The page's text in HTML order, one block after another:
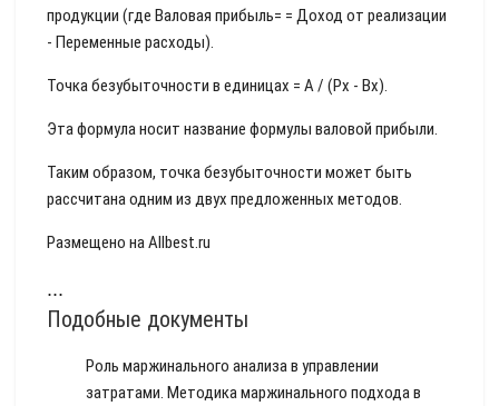
продукции (где Валовая прибыль= = Доход от реализации
- Переменные расходы).
Точка безубыточности в единицах = А / (Рх - Вх).
Эта формула носит название формулы валовой прибыли.
Таким образом, точка безубыточности может быть
рассчитана одним из двух предложенных методов.
Размещено на Allbest.ru
...
Подобные документы
Роль маржинального анализа в управлении
затратами. Методика маржинального подхода в